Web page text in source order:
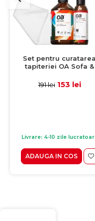
Set pentru curatarea
tapiteriei OA Sofa &
Laveta din microfibra
191 lei 153 lei
Livrare: 4-10 zile
ADAUGA IN COS